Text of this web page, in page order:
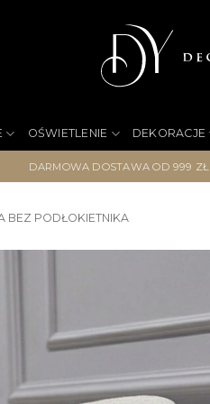
OŚWIETLENIE DEKORACJE
DARMOWA DOSTAWA OD 999 ZŁ
BEZ PODŁOKIETNIKA